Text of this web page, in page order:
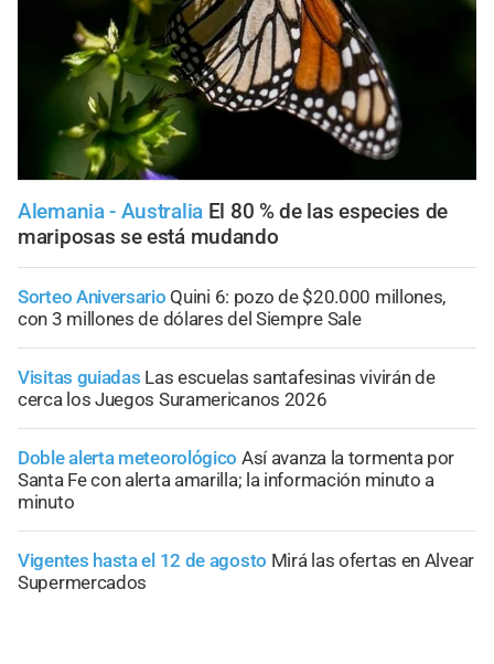
Alemania - Australia El 80 % de las especies de
mariposas se está mudando
Sorteo Aniversario Quini 6: pozo de $20.000 millones,
con 3 millones de dólares del Siempre Sale
Visitas guiadas Las escuelas santafesinas vivirán de
cerca los Juegos Suramericanos 2026
Doble alerta meteorológico Así avanza la tormenta por
Santa Fe con alerta amarilla; la información minuto a
minuto
Vigentes hasta el 12 de agosto Mirá las ofertas en Alvear
Supermercados